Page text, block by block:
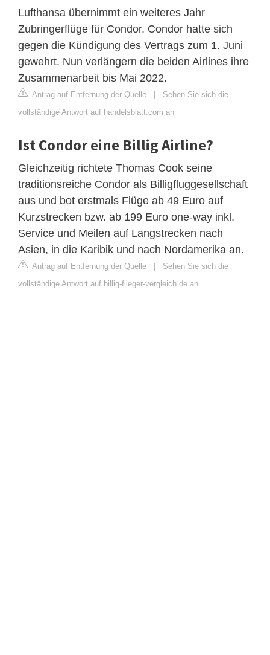
Lufthansa übernimmt ein weiteres Jahr
Zubringerflüge für Condor. Condor hatte sich
gegen die Kündigung des Vertrags zum 1. Juni
gewehrt. Nun verlängern die beiden Airlines ihre
Zusammenarbeit bis Mai 2022.
Antrag auf Entfernung der Quelle | Sehen Sie sich die
vollständige Antwort auf handelsblatt.com an
Ist Condor eine Billig Airline?
Gleichzeitig richtete Thomas Cook seine
traditionsreiche Condor als Billigfluggesellschaft
aus und bot erstmals Flüge ab 49 Euro auf
Kurzstrecken bzw. ab 199 Euro one-way inkl.
Service und Meilen auf Langstrecken nach
Asien, in die Karibik und nach Nordamerika an.
Antrag auf Entfernung der Quelle | Sehen Sie sich die
vollständige Antwort auf billig-flieger-vergleich.de an